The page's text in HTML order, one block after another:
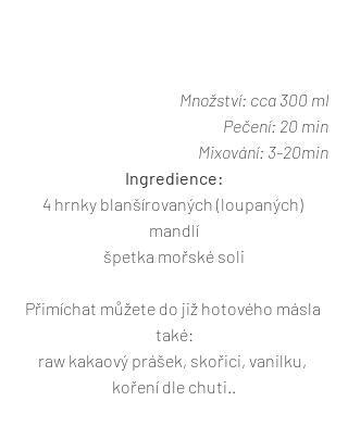
Množství: cca 300 ml
Pečení: 20 min
Mixování: 3-20min
Ingredience:
4 hrnky blanšírovaných (loupaných)
mandlí
špetka mořské soli
Přimíchat můžete do již hotového másla
také:
raw kakaový prášek, skořici, vanilku,
koření dle chuti..